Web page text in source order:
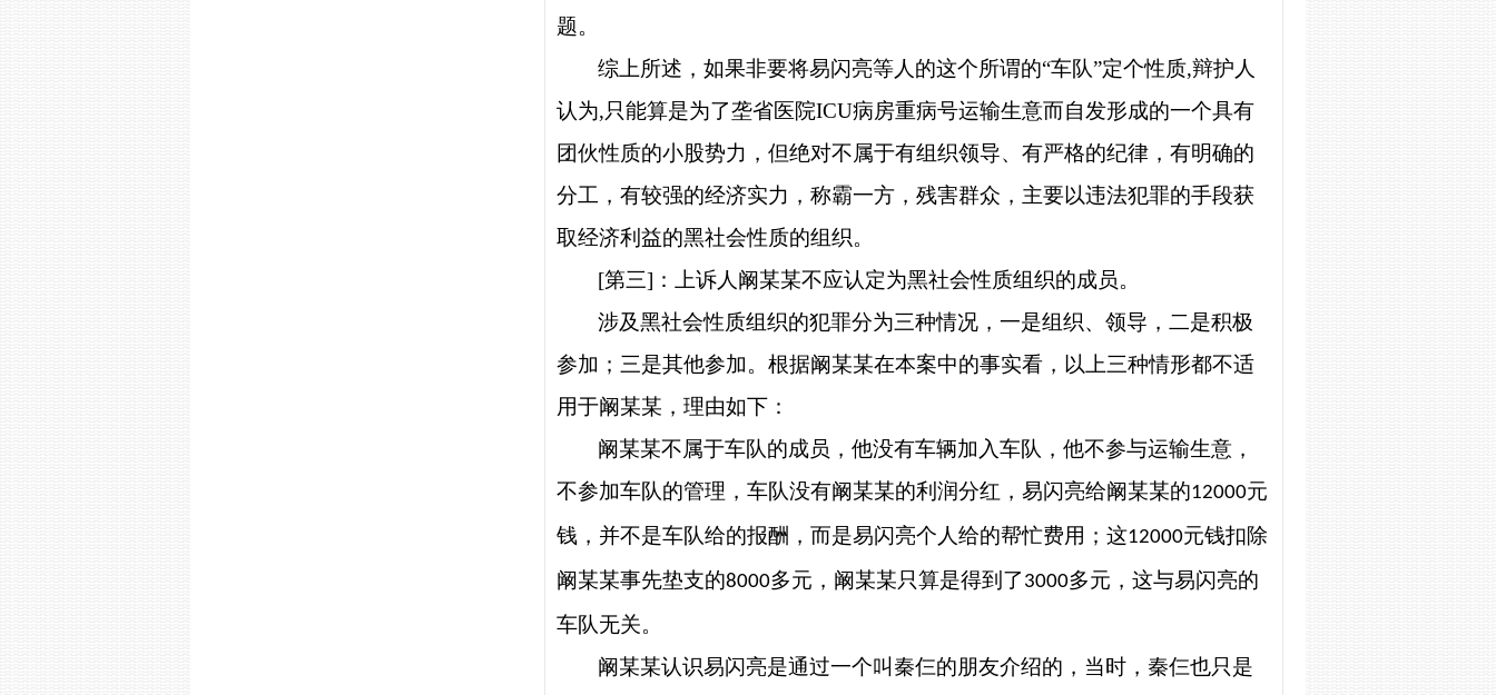
题。
综上所述，如果非要将易闪亮等人的这个所谓的“车队”定个性质,辩护人
认为,只能算是为了垄省医院ICU病房重病号运输生意而自发形成的一个具有
团伙性质的小股势力，但绝对不属于有组织领导、有严格的纪律，有明确的
分工，有较强的经济实力，称霸一方，残害群众，主要以违法犯罪的手段获
取经济利益的黑社会性质的组织。
[第三] ：
上诉人阚某某不应认定为黑社会性质组织的成员。
涉及黑社会性质组织的犯罪分为三种情况，一是组织、领导，二是积极
参加；三是其他参加。根据阚某某在本案中的事实看，以上三种情形都不适
用于阚某某，理由如下：
阚某某不属于车队的成员，他没有车辆加入车队，他不参与运输生意，
不参加车队的管理，车队没有阚某某的利润分红，易闪亮给阚某某的12000元
钱，并不是车队给的报酬，而是易闪亮个人给的帮忙费用；这12000元钱扣除
阚某某事先垫支的8000多元，阚某某只算是得到了 3000多元，这与易闪亮的
车队无关。
阚某某认识易闪亮是通过一个叫秦仨的朋友介绍的，当时，秦仨也只是